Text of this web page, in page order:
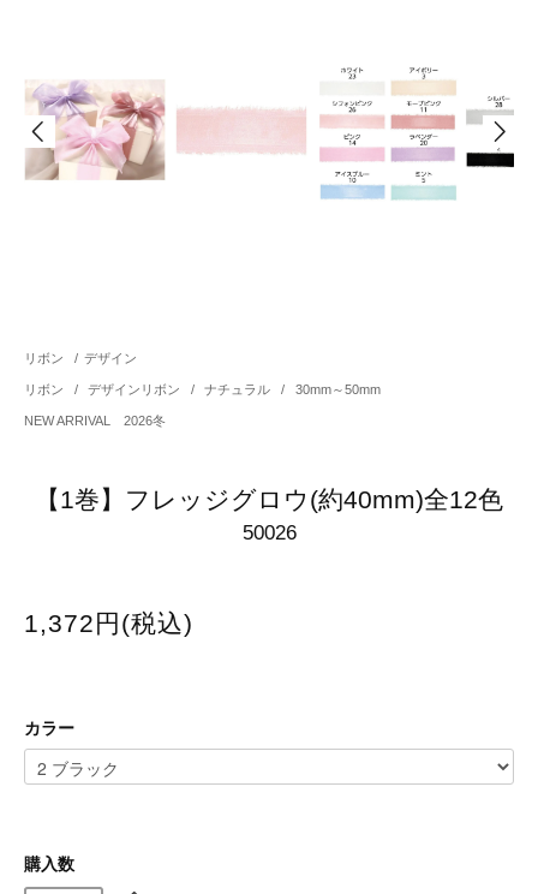
リボン / デザイン
リボン / デザインリボン / ナチュラル / 30mm～50mm
NEW ARRIVAL 2026冬
【1巻】フレッジグロウ(約40mm)全12色
50026
1,372円(税込)
カラー
購入数